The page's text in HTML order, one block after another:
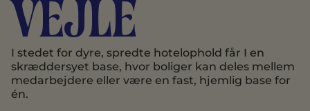
Vejle
I stedet for dyre, spredte hotelophold får I en
skræddersyet base, hvor boliger kan deles mellem
medarbejdere eller være en fast, hjemlig base for
én.